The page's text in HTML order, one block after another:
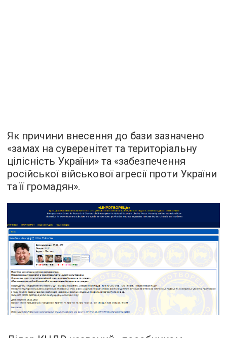
Як причини внесення до бази зазначено
«замах на суверенітет та територіальну
цілісність України» та «забезпечення
російської військової агресії проти України
та її громадян».